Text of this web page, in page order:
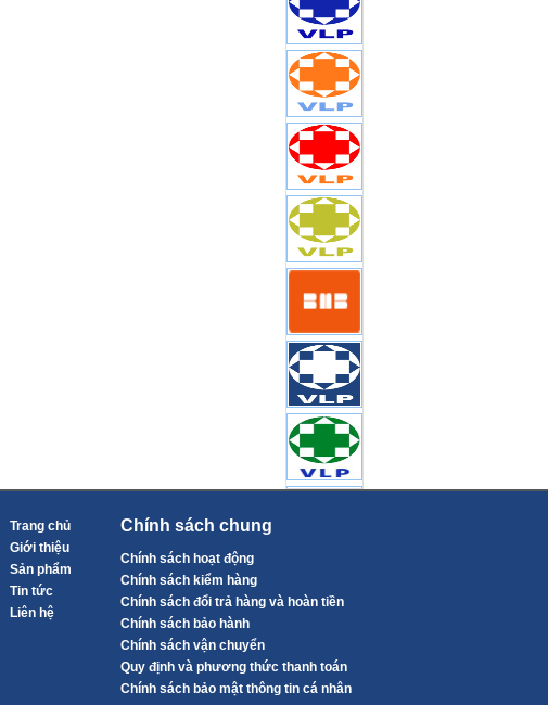
Trang chủ
Giới thiệu
Sản phẩm
Tin tức
Liên hệ
Chính sách chung
Chính sách hoạt động
Chính sách kiểm hàng
Chính sách đổi trả hàng và hoàn tiền
Chính sách bảo hành
Chính sách vận chuyển
Quy định và phương thức thanh toán
Chính sách bảo mật thông tin cá nhân